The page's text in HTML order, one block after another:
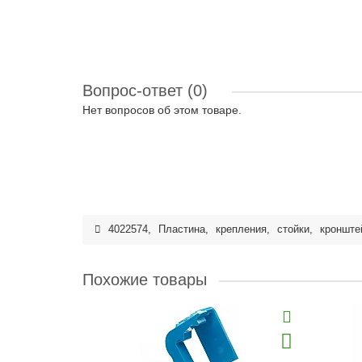
Вопрос-ответ (0)
Нет вопросов об этом товаре.
4022574, Пластина, крепления, стойки,
Похожие товары